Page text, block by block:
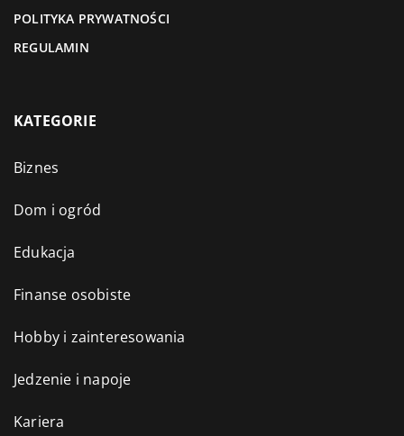
POLITYKA PRYWATNOŚCI
REGULAMIN
KATEGORIE
Biznes
Dom i ogród
Edukacja
Finanse osobiste
Hobby i zainteresowania
Jedzenie i napoje
Kariera